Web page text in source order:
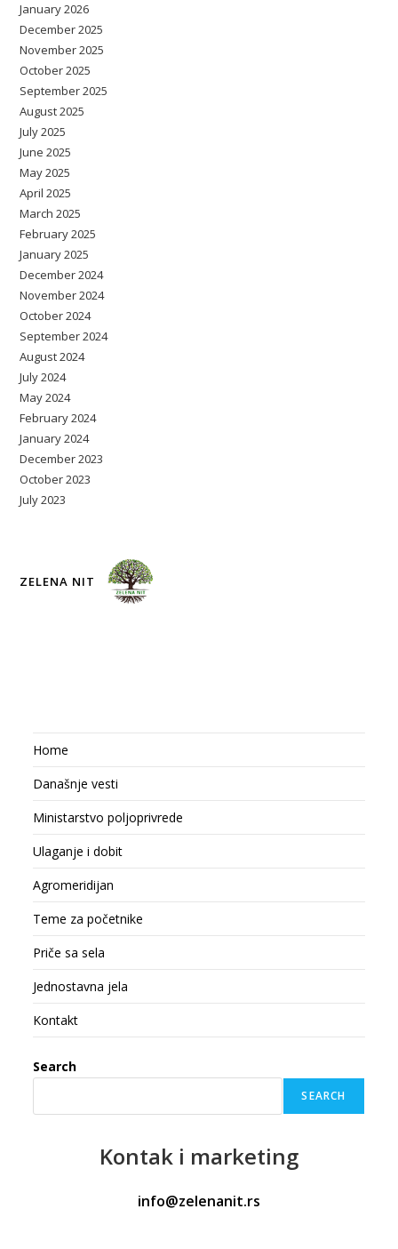
January 2026
December 2025
November 2025
October 2025
September 2025
August 2025
July 2025
June 2025
May 2025
April 2025
March 2025
February 2025
January 2025
December 2024
November 2024
October 2024
September 2024
August 2024
July 2024
May 2024
February 2024
January 2024
December 2023
October 2023
July 2023
ZELENA NIT
Home
Današnje vesti
Ministarstvo poljoprivrede
Ulaganje i dobit
Agromeridijan
Teme za početnike
Priče sa sela
Jednostavna jela
Kontakt
Search
SEARCH
Kontak i marketing
info@zelenanit.rs